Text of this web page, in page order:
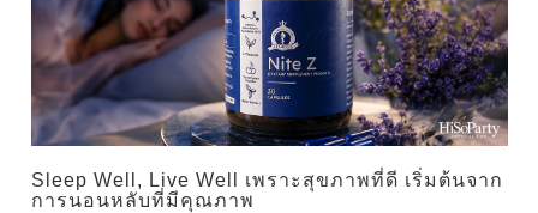
Sleep Well, Live Well เพราะสุขภาพที่ดี เริ่มต้นจาก
การนอนหลับที่มีคุณภาพ